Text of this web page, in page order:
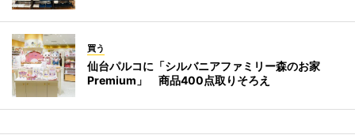
買う
仙台パルコに「シルバニアファミリー森のお家
Premium」 商品400点取りそろえ